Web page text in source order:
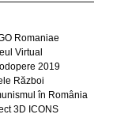
Romaniae
Virtual
2019
Război
în România
3D ICONS